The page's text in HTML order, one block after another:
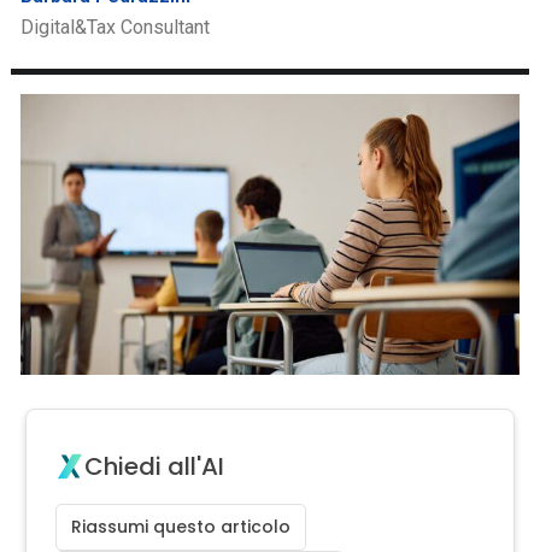
Digital&Tax Consultant
Chiedi all'AI
Riassumi questo articolo